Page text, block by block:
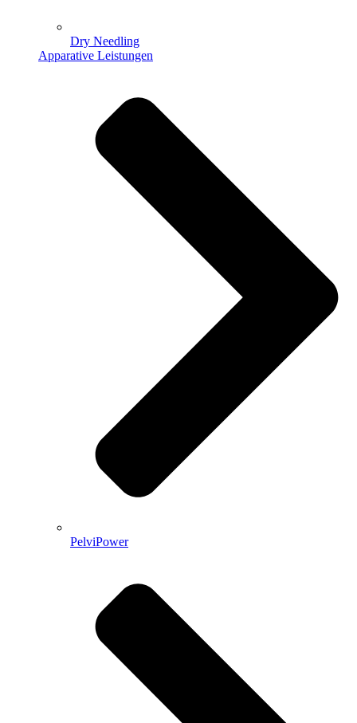
Dry Needling
Apparative Leistungen
PelviPower